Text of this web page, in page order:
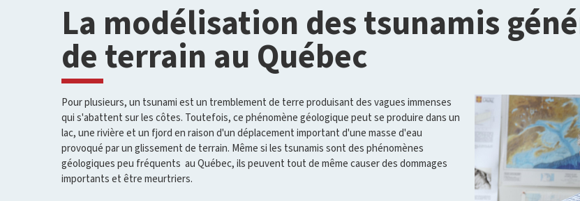
La modélisation des tsunamis
de terrain au Québec
Pour plusieurs, un tsunami est un tremblement de terre produisant des vagues immenses
qui s'abattent sur les côtes. Toutefois, ce phénomène géologique peut se produire dans un
lac, une rivière et un fjord en raison d'un déplacement important d'une masse d'eau
provoqué par un glissement de terrain. Même si les tsunamis sont des phénomènes
géologiques peu fréquents au Québec, ils peuvent tout de même causer des dommages
importants et être meurtriers.